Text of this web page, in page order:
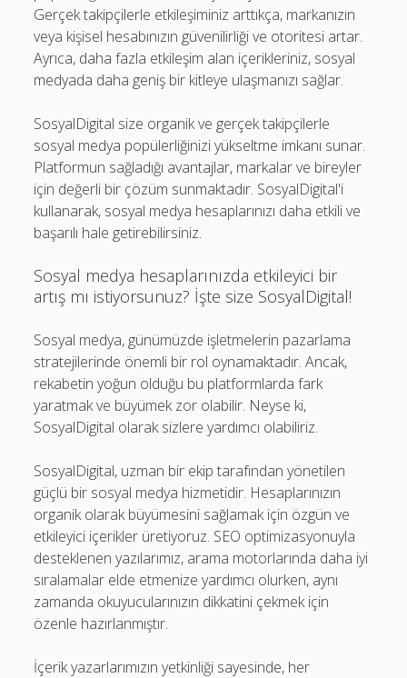
Gerçek takipçilerle etkileşiminiz arttıkça, markanızın
veya kişisel hesabınızın güvenilirliği ve otoritesi artar.
Ayrıca, daha fazla etkileşim alan içerikleriniz, sosyal
medyada daha geniş bir kitleye ulaşmanızı sağlar.
SosyalDigital size organik ve gerçek takipçilerle
sosyal medya popülerliğinizi yükseltme imkanı sunar.
Platformun sağladığı avantajlar, markalar ve bireyler
için değerli bir çözüm sunmaktadır. SosyalDigital'i
kullanarak, sosyal medya hesaplarınızı daha etkili ve
başarılı hale getirebilirsiniz.
Sosyal medya hesaplarınızda etkileyici bir
artış mı istiyorsunuz? İşte size SosyalDigital!
Sosyal medya, günümüzde işletmelerin pazarlama
stratejilerinde önemli bir rol oynamaktadır. Ancak,
rekabetin yoğun olduğu bu platformlarda fark
yaratmak ve büyümek zor olabilir. Neyse ki,
SosyalDigital olarak sizlere yardımcı olabiliriz.
SosyalDigital, uzman bir ekip tarafından yönetilen
güçlü bir sosyal medya hizmetidir. Hesaplarınızın
organik olarak büyümesini sağlamak için özgün ve
etkileyici içerikler üretiyoruz. SEO optimizasyonuyla
desteklenen yazılarımız, arama motorlarında daha iyi
sıralamalar elde etmenize yardımcı olurken, aynı
zamanda okuyucularınızın dikkatini çekmek için
özenle hazırlanmıştır.
İçerik yazarlarımızın yetkinliği sayesinde, her